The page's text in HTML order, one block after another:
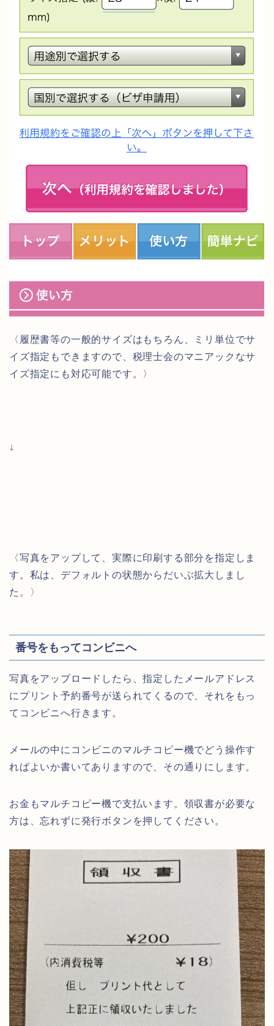
〈履歴書等の一般的サイズはもちろん、ミリ単位でサ
イズ指定もできますので、税理士会のマニアックなサ
イズ指定にも対応可能です。〉
↓
〈写真をアップして、実際に印刷する部分を指定しま
す。私は、デフォルトの状態からだいぶ拡大しまし
た。〉
番号をもってコンビニへ
写真をアップロードしたら、指定したメールアドレス
にプリント予約番号が送られてくるので、それをもっ
てコンビニへ行きます。
メールの中にコンビニのマルチコピー機でどう操作す
ればよいか書いてありますので、その通りにします。
お金もマルチコピー機で支払います。領収書が必要な
方は、忘れずに発行ボタンを押してください。